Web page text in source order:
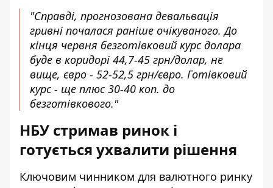
"Справді, прогнозована девальвація
гривні почалася раніше очікуваного. До
кінця червня безготівковий курс долара
буде в коридорі 44,7-45 грн/долар, не
вище, євро - 52-52,5 грн/євро. Готівковий
курс - ще плюс 30-40 коп. до
безготівкового."
НБУ стримав ринок і
готується ухвалити рішення
Ключовим чинником для валютного ринку